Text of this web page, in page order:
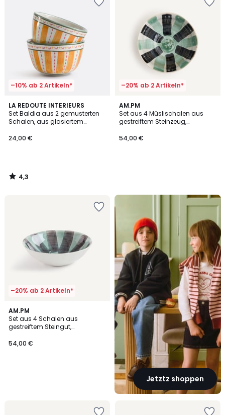
–10% ab 2 Artikeln*
LA REDOUTE INTERIEURS
Set Baldia aus 2 gemusterten
Schalen, aus glasiertem
24,00 €
4,3
/ 5
4,3
/
–20% ab 2 Artikeln*
AM.PM
Set aus 4 Müslischalen aus
gestreiftem Steinzeug,
54,00 €
–20% ab 2 Artikeln*
AM.PM
Set aus 4 Schalen aus
gestreiftem Steingut,
54,00 €
Jetztz shoppen
Back
To
...